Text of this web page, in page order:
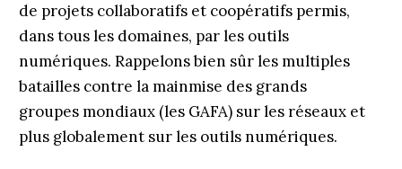
de projets collaboratifs et coopératifs permis,
dans tous les domaines, par les outils
numériques. Rappelons bien sûr les multiples
batailles contre la mainmise des grands
groupes mondiaux (les GAFA) sur les réseaux et
plus globalement sur les outils numériques.